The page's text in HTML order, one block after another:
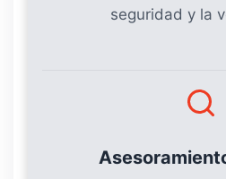
seguridad y la